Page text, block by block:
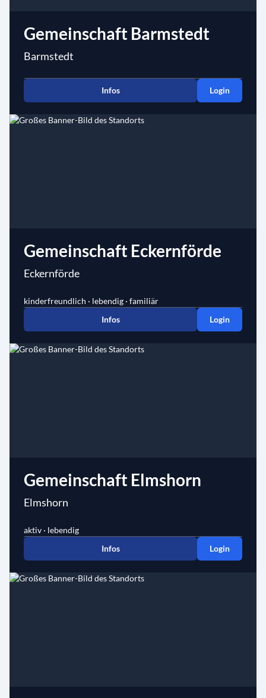
Gemeinschaft Barmstedt
Barmstedt
Infos Login
Gemeinschaft Eckernförde
Eckernförde
kinderfreundlich · lebendig · familiär
Infos
Login
Gemeinschaft Elmshorn
Elmshorn
aktiv · lebendig
Infos
Login